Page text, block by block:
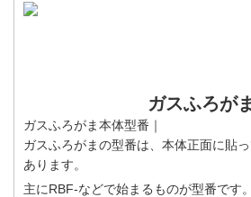
ガスふろがま
ガスふろがま本体型番｜
ガスふろがまの型番は、本体正面に貼
あります。
主にRBF-などで始まるものが型番です